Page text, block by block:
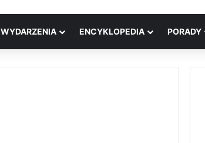
WYDARZENIA ENCYKLOPEDIA PORADY